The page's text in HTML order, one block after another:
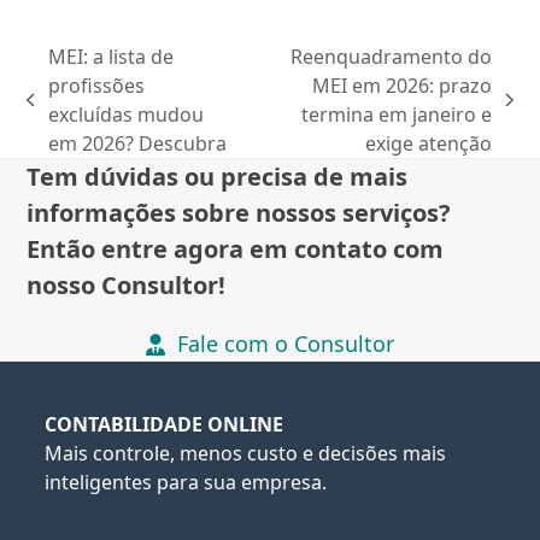
previous
post:
MEI: a lista de
profissões
excluídas mudou
em 2026? Descubra
Reenquadramento do
MEI em 2026: prazo
termina em janeiro e
exige atenção
Tem dúvidas ou precisa de mais
informações sobre nossos serviços?
Então entre agora em contato com
nosso Consultor!
Fale com o Consultor
CONTABILIDADE ONLINE
Mais controle, menos custo e decisões mais
inteligentes para sua empresa.